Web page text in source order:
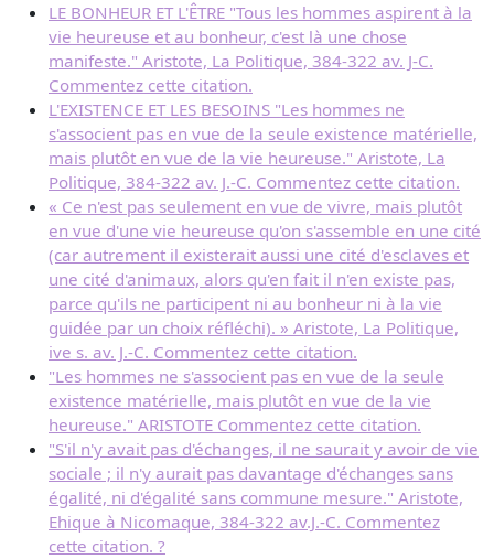
LE BONHEUR ET L'ÊTRE "Tous les hommes aspirent à la
vie heureuse et au bonheur, c'est là une chose
manifeste." Aristote, La Politique, 384-322 av. J-C.
Commentez cette citation.
L'EXISTENCE ET LES BESOINS "Les hommes ne
s'associent pas en vue de la seule existence matérielle,
mais plutôt en vue de la vie heureuse." Aristote, La
Politique, 384-322 av. J.-C. Commentez cette citation.
« Ce n'est pas seulement en vue de vivre, mais plutôt
en vue d'une vie heureuse qu'on s'assemble en une cité
(car autrement il existerait aussi une cité d'esclaves et
une cité d'animaux, alors qu'en fait il n'en existe pas,
parce qu'ils ne participent ni au bonheur ni à la vie
guidée par un choix réfléchi). » Aristote, La Politique,
ive s. av. J.-C. Commentez cette citation.
"Les hommes ne s'associent pas en vue de la seule
existence matérielle, mais plutôt en vue de la vie
heureuse." ARISTOTE Commentez cette citation.
"S'il n'y avait pas d'échanges, il ne saurait y avoir de vie
sociale ; il n'y aurait pas davantage d'échanges sans
égalité, ni d'égalité sans commune mesure." Aristote,
Ehique à Nicomaque, 384-322 av.J.-C. Commentez
cette citation. ?